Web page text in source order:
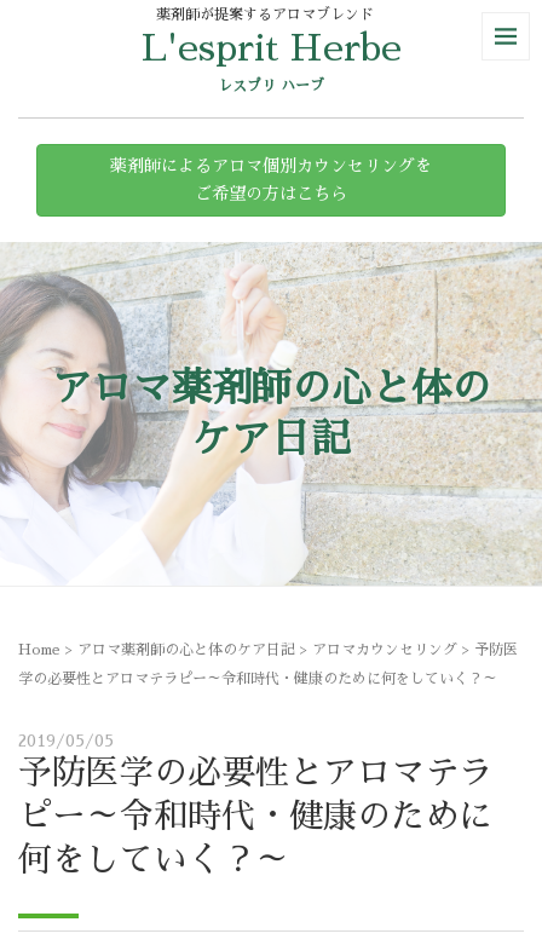
薬剤師が提案するアロマブレンド
L'esprit Herbe
レスプリ ハーブ
薬剤師によるアロマ個別カウンセリングを
ご希望の方はこちら
アロマ薬剤師の心と体の
ケア日記
Home > アロマ薬剤師の心と体のケア日記 > アロマカウンセリング > 予防医
学の必要性とアロマテラピー～令和時代・健康のために何をしていく？～
2019/05/05
予防医学の必要性とアロマテラ
ピー～令和時代・健康のために
何をしていく？～